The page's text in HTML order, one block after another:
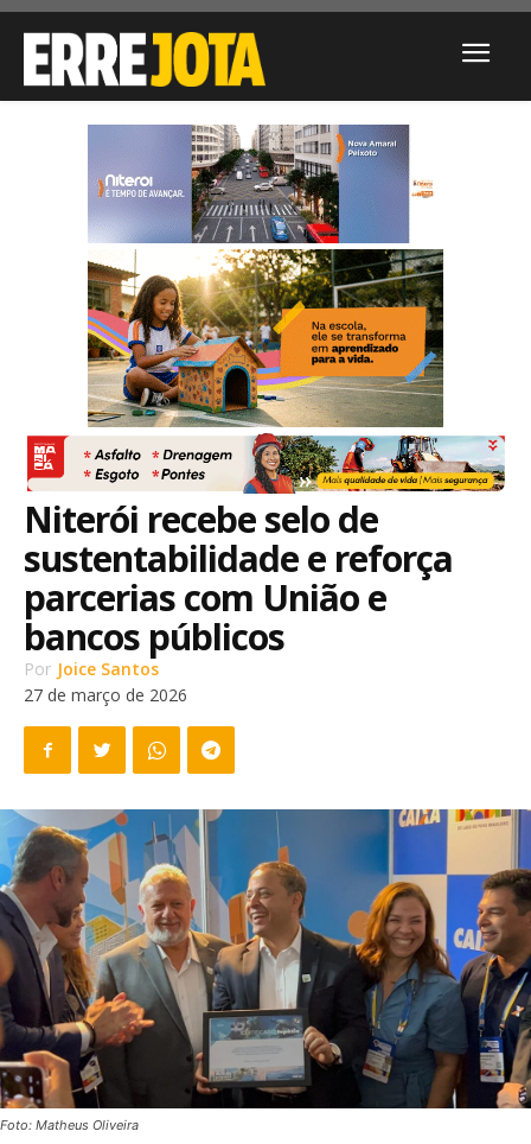
Niterói recebe selo de
sustentabilidade e reforça
parcerias com União e
bancos públicos
Por Joice Santos
27 de março de 2026
Foto: Matheus Oliveira